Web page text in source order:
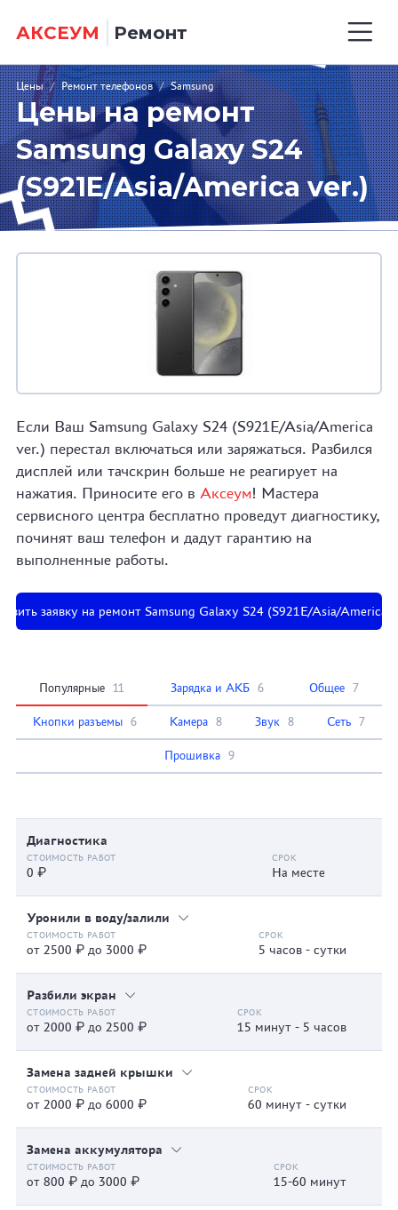
АКСЕУМ Ремонт
Цены / Ремонт телефонов / Samsung
Цены на ремонт
Samsung Galaxy S24
(S921E/Asia/America ver.)
Если Ваш Samsung Galaxy S24 (S921E/Asia/America
ver.) перестал включаться или заряжаться. Разбился
дисплей или тачскрин больше не реагирует на
нажатия. Приносите его в Аксеум! Мастера
сервисного центра бесплатно проведут диагностику,
починят ваш телефон и дадут гарантию на
выполненные работы.
заявку на ремонт Samsung Galaxy S24 (S921E/Asia/America
Популярные 11 Зарядка и АКБ 6 Общее 7
Кнопки разъемы 6 Камера 8 Звук 8 Сеть 7
Прошивка 9
Диагностика
0 ₽ На месте
Уронили в воду/залили
от 2500 ₽ до 3000 ₽ 5 часов - сутки
Разбили экран
от 2000 ₽ до 2500 ₽ 15 минут - 5 часов
Замена задней крышки
от 2000 ₽ до 6000 ₽ 60 минут - сутки
Замена аккумулятора
от 800 ₽ до 3000 ₽ 15-60 минут